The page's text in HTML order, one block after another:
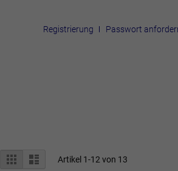
Registrierung Passwort
Anzeigen
als
Liste Liste Artikel 1-12 von 13